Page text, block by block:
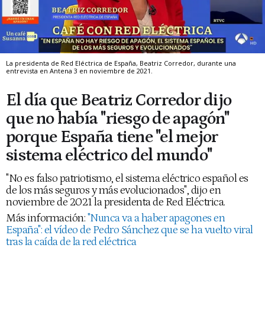
La presidenta de Red Eléctrica de España, Beatriz Corredor, durante una
entrevista en Antena 3 en noviembre de 2021.
El día que Beatriz Corredor dijo
que no había "riesgo de apagón"
porque España tiene "el mejor
sistema eléctrico del mundo"
"No es falso patriotismo, el sistema eléctrico español es
de los más seguros y más evolucionados", dijo en
noviembre de 2021 la presidenta de Red Eléctrica.
Más información:"Nunca va a haber apagones en
España": el vídeo de Pedro Sánchez que se ha vuelto viral
tras la caída de la red eléctrica